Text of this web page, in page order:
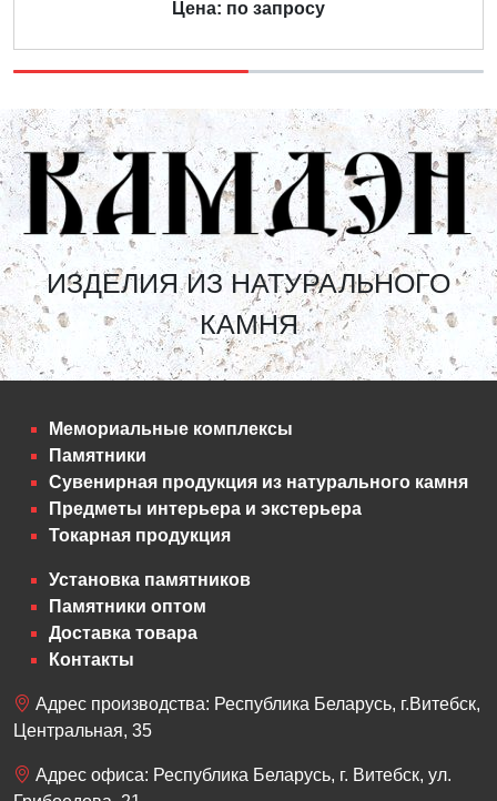
Цена: по запросу
ИЗДЕЛИЯ ИЗ НАТУРАЛЬНОГО
КАМНЯ
Мемориальные комплексы
Памятники
Сувенирная продукция из натурального камня
Предметы интерьера и экстерьера
Токарная продукция
Установка памятников
Памятники оптом
Доставка товара
Контакты
Адрес производства: Республика Беларусь, г.Витебск,
Центральная, 35
Адрес офиса: Республика Беларусь, г. Витебск, ул.